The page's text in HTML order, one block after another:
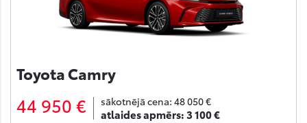
Toyota Camry
44 950 € sākotnējā cena: 48 050 €
atlaides apmērs:3 100 €